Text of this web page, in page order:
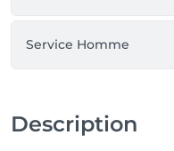
Service Homme
Description